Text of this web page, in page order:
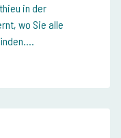
in der
wo Sie alle